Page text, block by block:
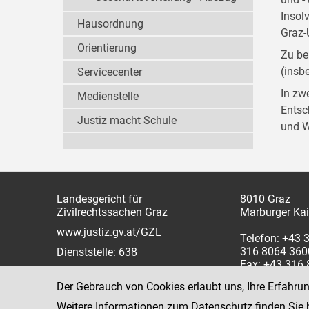
Zu
In
und
Hausordnung
Orientierung
Servicecenter
Medienstelle
Justiz macht Schule
Landesgericht für
Zivilrechtssachen Graz
www.justiz.gv.at/GZL
Dienststelle: 638
8010 Graz
Marburger
Telefon: +43
316 8064
Fax: +43 316
Der Gebrauch von Cookies erlaubt uns, Ihre